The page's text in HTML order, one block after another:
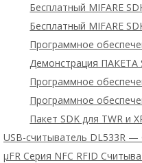
Бесплатный MIFARE
Бесплатный MIFARE
Программное
Демонстрация ПАКЕТА
Программное
Программное
Пакет SDK для TWR и
USB-считыватель DL533R —
μFR Серия NFC RFID